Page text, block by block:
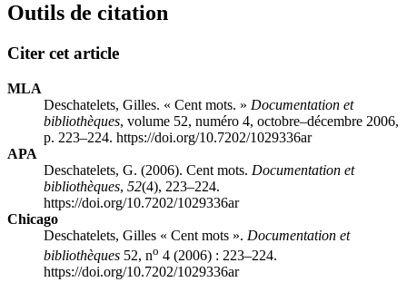
Outils de citation
Citer cet article
MLA
Deschatelets, Gilles. « Cent mots. » Documentation et
bibliothèques, volume 52, numéro 4, octobre–décembre 2006,
p. 223–224. https://doi.org/10.7202/1029336ar
APA
Deschatelets, G. (2006). Cent mots. Documentation et
bibliothèques, 52(4), 223–224.
https://doi.org/10.7202/1029336ar
Chicago
Deschatelets, Gilles « Cent mots ». Documentation et
bibliothèques 52, no 4 (2006) : 223–224.
https://doi.org/10.7202/1029336ar